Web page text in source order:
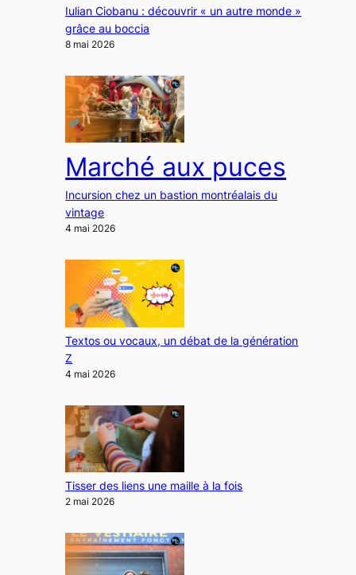
Iulian Ciobanu : découvrir « un autre monde »
grâce au boccia
8 mai 2026
Marché aux puces
Incursion chez un bastion montréalais du
vintage
4 mai 2026
Textos ou vocaux, un débat de la génération
Z
4 mai 2026
Tisser des liens une maille à la fois
2 mai 2026